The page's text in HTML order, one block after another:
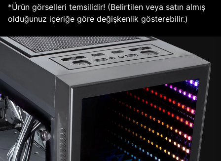
*Ürün görselleri temsilidir! (Belirtilen veya satın almış
olduğunuz içeriğe göre değişkenlik gösterebilir.)